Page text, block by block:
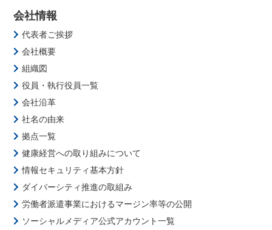
会社情報
代表者ご挨拶
会社概要
組織図
役員・執行役員一覧
会社沿革
社名の由来
拠点一覧
健康経営への取り組みについて
情報セキュリティ基本方針
ダイバーシティ推進の取組み
労働者派遣事業におけるマージン率等の公開
ソーシャルメディア公式アカウント一覧